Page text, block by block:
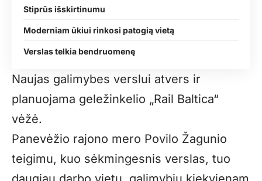
Stiprūs išskirtinumu
Moderniam ūkiui rinkosi patogią vietą
Verslas telkia bendruomenę
Naujas galimybes verslui atvers ir
planuojama geležinkelio „Rail Baltica“
vėžė.
Panevėžio rajono mero Povilo Žagunio
teigimu, kuo sėkmingesnis verslas, tuo